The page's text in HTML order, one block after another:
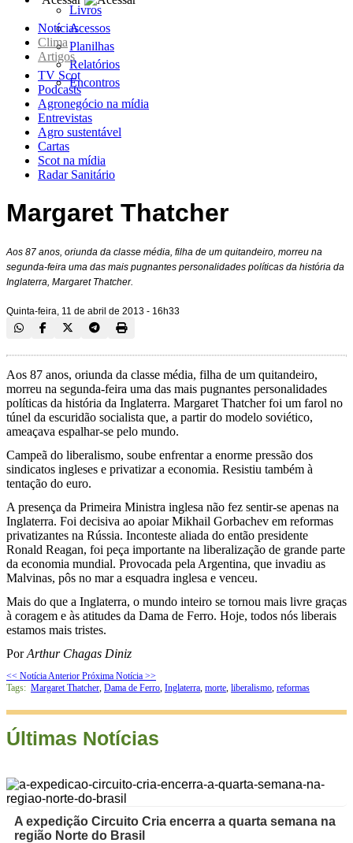
Livros
Acessos
Planilhas
Relatórios
Encontros
Notícias
Clima
Artigos
TV Scot
Podcasts
Agronegócio na mídia
Entrevistas
Agro sustentável
Cartas
Scot na mídia
Radar Sanitário
Margaret Thatcher
Aos 87 anos, oriunda da classe média, filha de um quitandeiro, morreu na
segunda-feira uma das mais pugnantes personalidades políticas da história da
Inglaterra, Margaret Thatcher.
Quinta-feira, 11 de abril de 2013 - 16h33
Aos 87 anos, oriunda da classe média, filha de um quitandeiro,
morreu na segunda-feira uma das mais pugnantes personalidades
políticas da história da Inglaterra. Margaret Thatcher foi um farol no
túnel da escuridão socialista que, a partir do modelo soviético,
ameaçava espalhar-se pelo mundo.
Campeã do liberalismo, soube enfrentar a enorme pressão dos
sindicatos ingleses e privatizar a economia. Resistiu também à
tentação do euro.
A presença da Primeira Ministra inglesa não fez sentir-se apenas na
Inglaterra. Foi decisiva ao apoiar Mikhail Gorbachev em reformas
privatizantes na Rússia. Inconteste aliada do então presidente
Ronald Reagan, foi peça importante na liberalização de grande parte
da economia mundial. Provocada pela Argentina, que invadiu as
Malvinas, pôs no mar a esquadra inglesa e venceu.
Mais do que a Inglaterra, o mundo inteiro se tornou mais livre graças
à coragem e às atitudes da Dama de Ferro. Hoje, todos nós liberais
estamos mais tristes.
PorArthur Chagas Diniz
<< Notícia Anterior Próxima Notícia >>
Tags: Margaret Thatcher, Dama de Ferro, Inglaterra, morte, liberalismo, reformas
Últimas Notícias
A expedição Circuito Cria encerra a quarta semana na
região Norte do Brasil